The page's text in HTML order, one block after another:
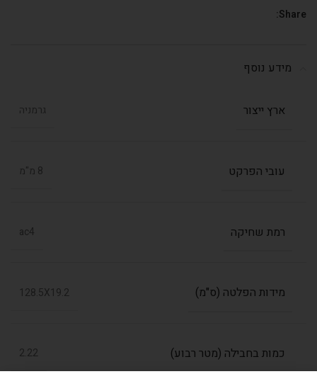
Share:
מידע נוסף
ארץ ייצור גרמניה
עובי הפרקט 8 מ"מ
רמת שחיקה ac4
מידות הפלטה (ס"מ) 128.5X19.2
כמות בחבילה (מטר רבוע) 2.22